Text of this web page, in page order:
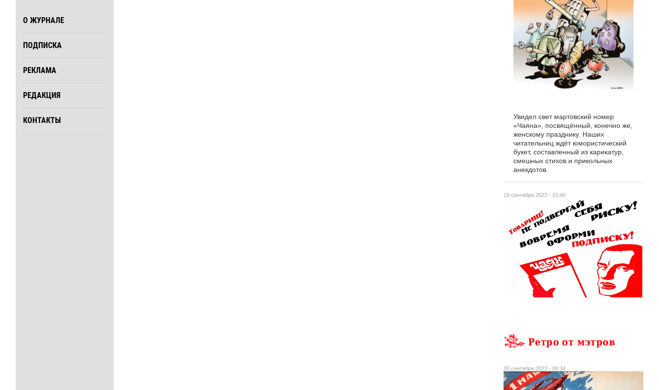
О ЖУРНАЛЕ
ПОДПИСКА
РЕКЛАМА
РЕДАКЦИЯ
КОНТАКТЫ
19 сентября 2023 - 15:40
Увидел свет мартовский номер
«Чаяна», посвящённый, конечно же,
женскому празднику. Наших
читательниц ждёт юмористический
букет, составленный из карикатур,
смешных стихов и прикольных
анекдотов.
Ретро от мэтров
20 сентября 2023 - 09:34